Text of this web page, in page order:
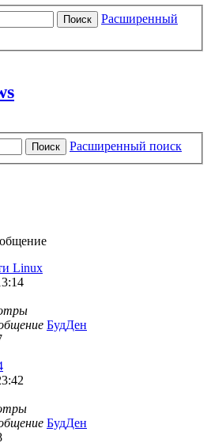
Поиск
Расширенный
Поиск
Расширенный поиск
Linux
БудДен
БудДен